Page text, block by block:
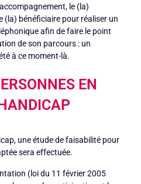
le (la)
bénéficiaire pour réaliser un
afin de faire le point
de son parcours : un
à ce moment-là.
EN
une étude de faisabilité pour
sera effectuée.
(loi du 11 février 2005